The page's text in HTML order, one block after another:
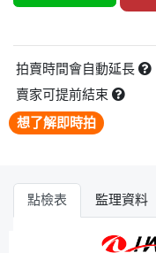
拍賣時間會自動延長
賣家可提前結束
想了解即時拍
點檢表 監理資料